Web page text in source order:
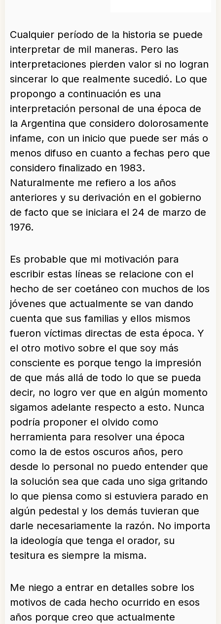
Cualquier período de la historia se puede
interpretar de mil maneras. Pero las
interpretaciones pierden valor si no logran
sincerar lo que realmente sucedió. Lo que
propongo a continuación es una
interpretación personal de una época de
la Argentina que considero dolorosamente
infame, con un inicio que puede ser más o
menos difuso en cuanto a fechas pero que
considero finalizado en 1983.
Naturalmente me refiero a los años
anteriores y su derivación en el gobierno
de facto que se iniciara el 24 de marzo de
1976.
Es probable que mi motivación para
escribir estas líneas se relacione con el
hecho de ser coetáneo con muchos de los
jóvenes que actualmente se van dando
cuenta que sus familias y ellos mismos
fueron víctimas directas de esta época. Y
el otro motivo sobre el que soy más
consciente es porque tengo la impresión
de que más allá de todo lo que se pueda
decir, no logro ver que en algún momento
sigamos adelante respecto a esto. Nunca
podría proponer el olvido como
herramienta para resolver una época
como la de estos oscuros años, pero
desde lo personal no puedo entender que
la solución sea que cada uno siga gritando
lo que piensa como si estuviera parado en
algún pedestal y los demás tuvieran que
darle necesariamente la razón. No importa
la ideología que tenga el orador, su
tesitura es siempre la misma.
Me niego a entrar en detalles sobre los
motivos de cada hecho ocurrido en esos
años porque creo que actualmente